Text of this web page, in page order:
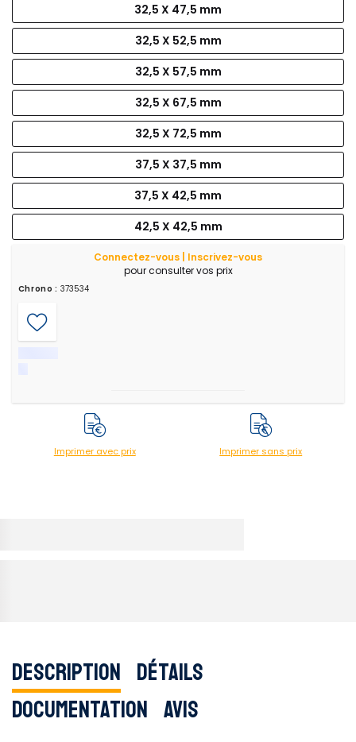
32,5 X 47,5 mm
32,5 X 52,5 mm
32,5 X 57,5 mm
32,5 X 67,5 mm
32,5 X 72,5 mm
37,5 X 37,5 mm
37,5 X 42,5 mm
42,5 X 42,5 mm
Connectez-vous | Inscrivez-vous
pour consulter vos prix
Chrono : 373534
Imprimer avec prix Imprimer sans prix
Description Détails
Documentation Avis